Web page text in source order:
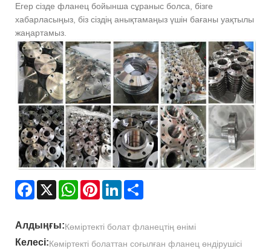
Егер сізде фланец бойынша сұраныс болса, бізге
хабарласыңыз, біз сіздің анықтамаңыз үшін бағаны уақтылы
жаңартамыз.
Facebook
X WhatsAppPinterestLinkedIn
Алдыңғы:Көміртекті болат фланецтің өнімі
Келесі:Көміртекті болаттан соғылған фланец өндірушісі